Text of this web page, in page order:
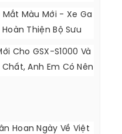
Mắt Màu Mới - Xe Ga
Thiện Bộ Sưu
Cho GSX-S1000 Và
Anh Em Có Nên
Hoan Ngày Về Việt